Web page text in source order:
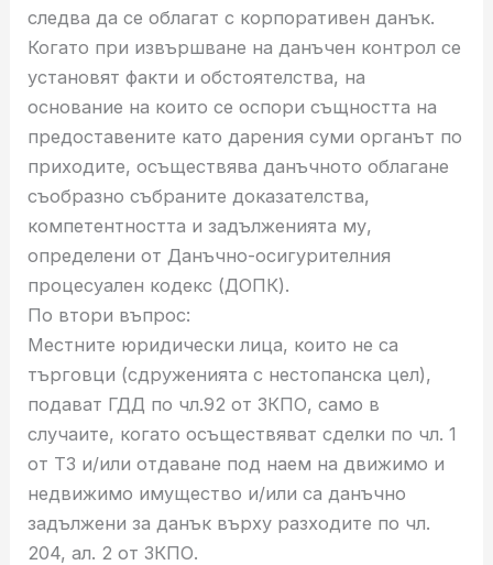
следва да се облагат с корпоративен данък.
Когато при извършване на данъчен контрол се
установят факти и обстоятелства, на
основание на които се оспори същността на
предоставените като дарения суми органът по
приходите, осъществява данъчното облагане
съобразно събраните доказателства,
компетентността и задълженията му,
определени от Данъчно-осигурителния
процесуален кодекс (ДОПК).
По втори въпрос:
Местните юридически лица, които не са
търговци (сдруженията с нестопанска цел),
подават ГДД по чл.92 от ЗКПО, само в
случаите, когато осъществяват сделки по чл. 1
от ТЗ и/или отдаване под наем на движимо и
недвижимо имущество и/или са данъчно
задължени за данък върху разходите по чл.
204, ал. 2 от ЗКПО.